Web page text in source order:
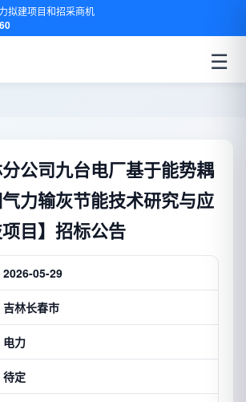
拟建项目和招采商机
☰
分公司九台电厂基于能势耦
力输灰节能技术研究与应
目】招标公告
2026-05-29
吉林长春市
电力
待定